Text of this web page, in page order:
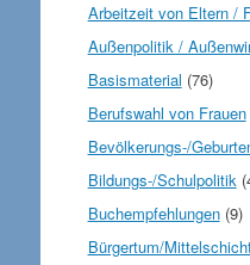
Arbeitzeit von Eltern /
Außenpolitik /
Basismaterial (76)
Berufswahl von Frauen
Bevölkerungs-/
Bildungs-/Schulpolitik
Buchempfehlungen(9)
Bürgertum/